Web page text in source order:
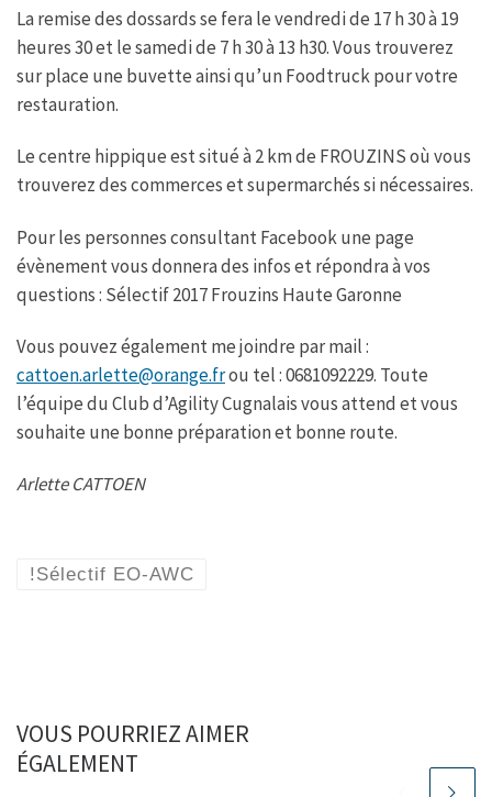
La remise des dossards se fera le vendredi de 17 h 30 à 19
heures 30 et le samedi de 7 h 30 à 13 h30. Vous trouverez
sur place une buvette ainsi qu’un Foodtruck pour votre
restauration.
Le centre hippique est situé à 2 km de FROUZINS où vous
trouverez des commerces et supermarchés si nécessaires.
Pour les personnes consultant Facebook une page
évènement vous donnera des infos et répondra à vos
questions : Sélectif 2017 Frouzins Haute Garonne
Vous pouvez également me joindre par mail :
cattoen.arlette@orange.frou tel : 0681092229. Toute
l’équipe du Club d’Agility Cugnalais vous attend et vous
souhaite une bonne préparation et bonne route.
Arlette CATTOEN
!Sélectif EO-AWC
VOUS POURRIEZ AIMER
ÉGALEMENT